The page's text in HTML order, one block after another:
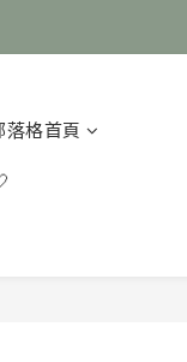
落格首頁